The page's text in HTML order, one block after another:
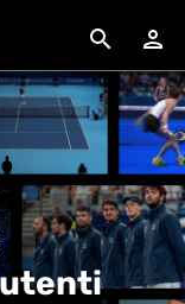
search person